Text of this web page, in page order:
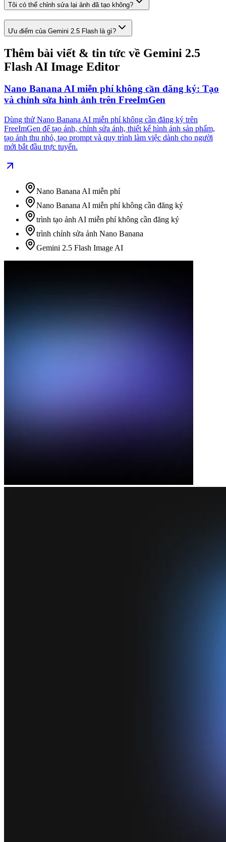
Tôi có thể chỉnh sửa lại ảnh đã tạo không?
Ưu điểm của Gemini 2.5 Flash là gì?
Thêm bài viết & tin tức về Gemini 2.5
Flash AI Image Editor
Nano Banana AI miễn phí không cần đăng ký: Tạo
và chỉnh sửa hình ảnh trên FreeImGen
Dùng thử Nano Banana AI miễn phí không cần đăng ký trên
FreeImGen để tạo ảnh, chỉnh sửa ảnh, thiết kế hình ảnh sản phẩm,
tạo ảnh thu nhỏ, tạo prompt và quy trình làm việc dành cho người
mới bắt đầu trực tuyến.
Nano Banana AI miễn phí
Nano Banana AI miễn phí không cần đăng ký
trình tạo ảnh AI miễn phí không cần đăng ký
trình chỉnh sửa ảnh Nano Banana
Gemini 2.5 Flash Image AI